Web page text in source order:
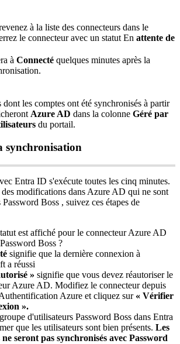
à la liste des connecteurs dans le
le connecteur avec un statut En attente de
à Connecté quelques minutes après la
.
dont les comptes ont été synchronisés à partir
Azure AD dans la colonne Géré par
du portail.
synchronisation
Entra ID s'exécute toutes les cinq minutes.
des modifications dans Azure AD qui ne sont
Password Boss , suivez ces étapes de
est affiché pour le connecteur Azure AD
Password Boss ?
é signifie que la dernière connexion à
a réussi
é » signifie que vous devez réautoriser le
Azure AD. Modifiez le connecteur depuis
Azure et cliquez sur « Vérifier
».
groupe d'utilisateurs Password Boss dans Entra
que les utilisateurs sont bien présents. Les
ne seront pas synchronisés avec Password